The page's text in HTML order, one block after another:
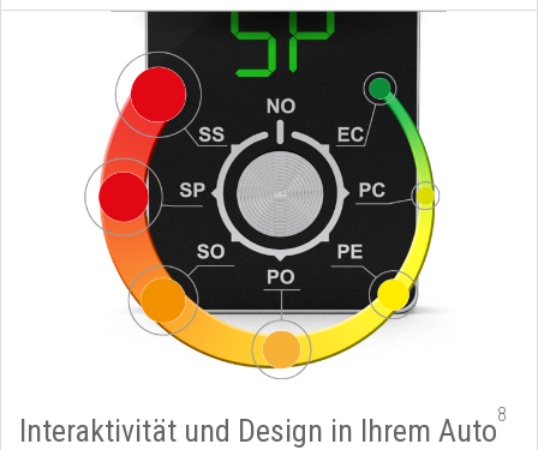
Interaktivität und Design in Ihrem Auto8